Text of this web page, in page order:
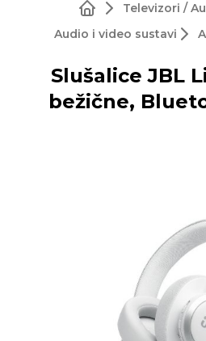
Televizori /
Audio i video sustavi
Slušalice JBL
bežične,